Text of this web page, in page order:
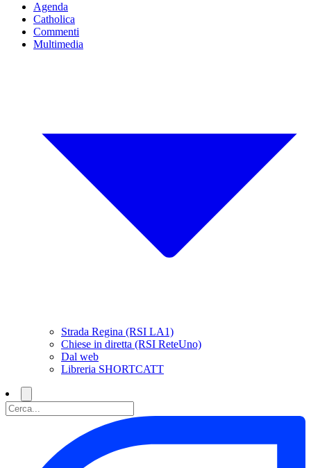
Agenda
Catholica
Commenti
Multimedia
Strada Regina (RSI LA1)
Chiese in diretta (RSI ReteUno)
Dal web
Libreria SHORTCATT